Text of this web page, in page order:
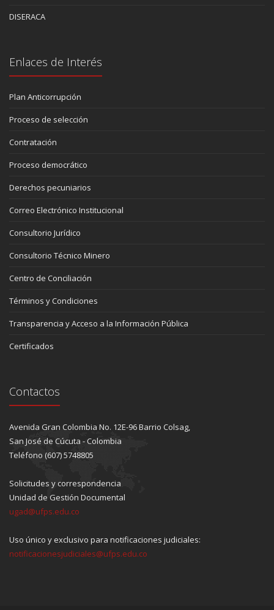
DISERACA
Enlaces de Interés
Plan Anticorrupción
Proceso de selección
Contratación
Proceso democrático
Derechos pecuniarios
Correo Electrónico Institucional
Consultorio Jurídico
Consultorio Técnico Minero
Centro de Conciliación
Términos y Condiciones
Transparencia y Acceso a la Información Pública
Certificados
Contactos
Avenida Gran Colombia No. 12E-96 Barrio Colsag,
San José de Cúcuta - Colombia
Teléfono (607) 5748805
Solicitudes y correspondencia
Unidad de Gestión Documental
ugad@ufps.edu.co
Uso único y exclusivo para notificaciones judiciales:
notificacionesjudiciales@ufps.edu.co